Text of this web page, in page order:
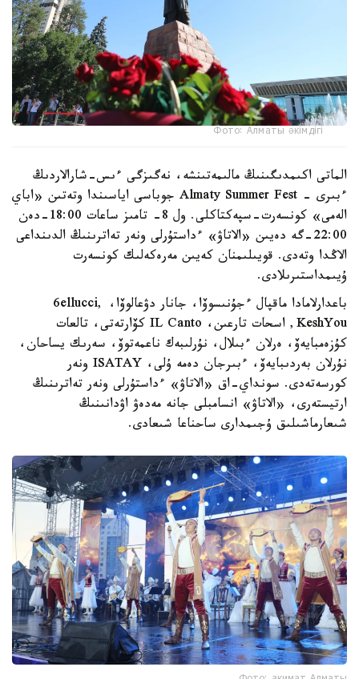
Фото: Алматы әкімдігі
الماتى اكىمدىگىنىڭ مالىمەتىنشە، نەگىزگى ءىس-شارالاردىڭ
ءبىرى - Almaty Summer Fest جوباسى اياسىندا وتەتىن «اباي
الەمى» كونسەرت-سپەكتاكلى. ول 8- تامىز ساعات 18:00-دەن
22:00-گە دەيىن «الاتاۋ» ءداستۇرلى ونەر تەاترىنىڭ الدىنداعى
الاڭدا وتەدى. قويىلىمنان كەيىن مەرەكەلىك كونسەرت
ۇيىمداستىرىلادى.
باعدارلامادا ماقپال ءجۇنىسوۆا، جانار دۋعالوۆا، 6ellucci,
KeshYou, اسحات تارعىن، IL Canto كۆارتەتى، تالعات
كۇزەمبايەۆ، ەرلان ءبىلال، نۇرلىبەك ناعمەتوۆ، سەرىك يساحان،
نۇرلان بەردىبايەۆ، ءبىرجان دەمە ۇلى، ISATAY ونەر
كورسەتەدى. سونداي-اق «الاتاۋ» ءداستۇرلى ونەر تەاترىنىڭ
ارتيستەرى، «الاتاۋ» انسامبلى جانە مەدەۋ اۋدانىنىڭ
شىعارماشىلىق ۇجىمدارى ساحناعا شىعادى.